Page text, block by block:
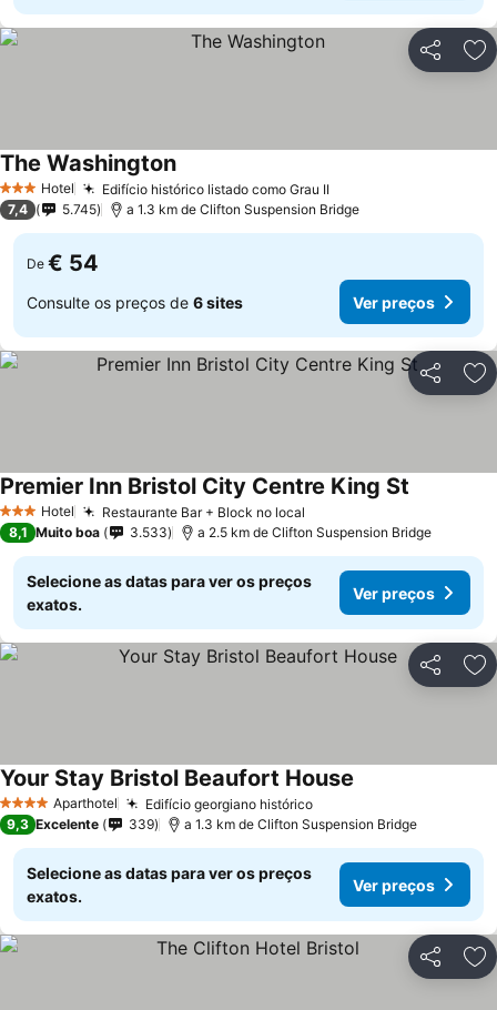
Partilhar
3 EstrelasHotel Edifício histórico listado como Grau IIVer preços
The WashingtonVer preços
7,4 5.745 a 1.3 km de Clifton Suspension Bridge
De € 54
Consulte os preços de 6 sites Ver preços
Partilhar
3 EstrelasHotel Restaurante Bar + Block no local
Premier Inn Bristol City Centre King St
8,1 Muito boa 3.533 a 2.5 km de Clifton Suspension Bridge
Selecione as datas para ver os preços
exatos.
Ver preços
Partilhar
4 EstrelasAparthotel Edifício georgiano históricoVer preços
Your Stay Bristol Beaufort House
9,3 Excelente 339 a 1.3 km de Clifton Suspension Bridge
Selecione as datas para ver os preços
exatos.
Ver preços
Partilhar